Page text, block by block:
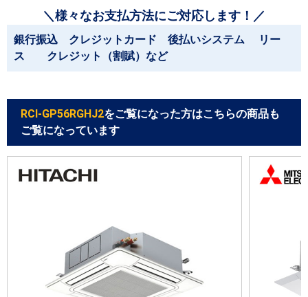
＼様々なお支払方法にご対応します！／
銀行振込 クレジットカード 後払いシステム リー
ス クレジット（割賦）など
RCI-GP56RGHJ2をご覧になった方はこちらの商品も
ご覧になっています